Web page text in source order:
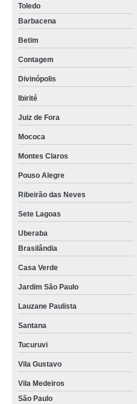
Toledo
Barbacena
Betim
Contagem
Divinópolis
Ibirité
Juiz de Fora
Mococa
Montes Claros
Pouso Alegre
Ribeirão das Neves
Sete Lagoas
Uberaba
Brasilândia
Casa Verde
Jardim São Paulo
Lauzane Paulista
Santana
Tucuruvi
Vila Gustavo
Vila Medeiros
São Paulo